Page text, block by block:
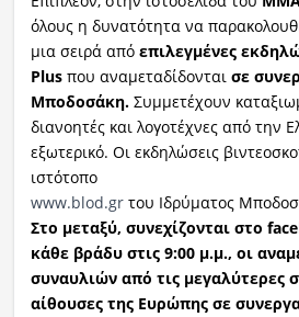
όλους η δυνατότητα να
μια σειρά απόεπιλεγμένες
Plus που αναμεταδίδονταισε
Μποδοσάκη. Συμμετέχουν
διανοητές και λογοτέχνες από την
εξωτερικό. Οι εκδηλώσεις
ιστότοπο
www.blod.grτου Ιδρύματος
Στο μεταξύ, συνεχίζονται στο
κάθε βράδυ στις 9:00 μ.μ., οι
συναυλιών από τις μεγαλύτερες
αίθουσες της Ευρώπης σε